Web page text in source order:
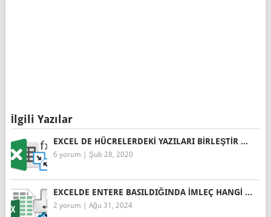
İlgili Yazılar
EXCEL DE HÜCRELERDEKI YAZILARI BIRLEŞTIR ...
6 yorum Şub 28, 2020
EXCELDE ENTERE BASILDIĞINDA IMLEÇ HANGI ...
2 yorum Ağu 31, 2024